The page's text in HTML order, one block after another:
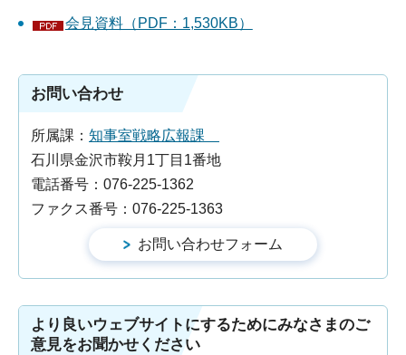
会見資料（PDF：1,530KB）
お問い合わせ
所属課： 知事室戦略広報課
石川県金沢市鞍月1丁目1番地
電話番号：076-225-1362
ファクス番号：076-225-1363
より良いウェブサイトにするためにみなさまのご
意見をお聞かせください